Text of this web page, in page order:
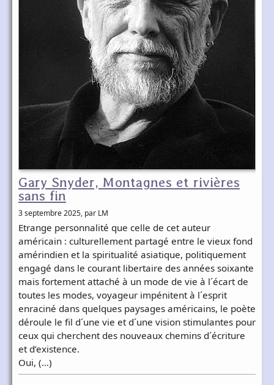
Gary Snyder, Montagnes et rivières
sans fin
3 septembre 2025, par LM
Etrange personnalité que celle de cet auteur
américain : culturellement partagé entre le vieux fond
amérindien et la spiritualité asiatique, politiquement
engagé dans le courant libertaire des années soixante
mais fortement attaché à un mode de vie à l´écart de
toutes les modes, voyageur impénitent à l´esprit
enraciné dans quelques paysages américains, le poète
déroule le fil d´une vie et d´une vision stimulantes pour
ceux qui cherchent des nouveaux chemins d´écriture
et d’existence.
Oui, (…)